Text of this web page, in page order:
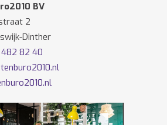
BV
2
Dinther
82 40
opFacebookenTwitter